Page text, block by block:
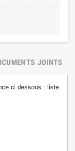
JOINTS
ci dessous : liste